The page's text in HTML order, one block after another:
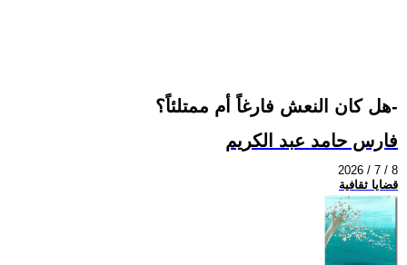
هل كان النعش فارغاً أم ممتلئاً؟-
فارس حامد عبد الكريم
2026 / 7 / 8
قضايا ثقافية